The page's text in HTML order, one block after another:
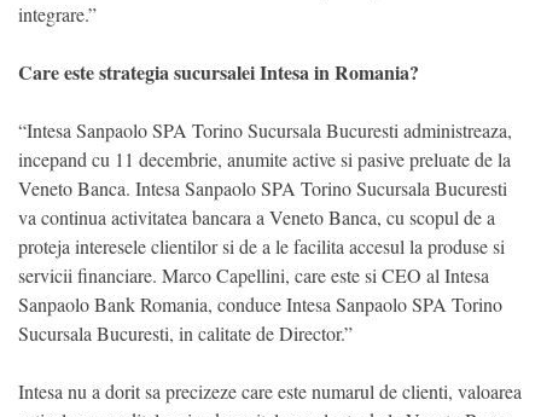
integrare.”
Care este strategia sucursalei Intesa in Romania?
“Intesa Sanpaolo SPA Torino Sucursala Bucuresti administreaza,
incepand cu 11 decembrie, anumite active si pasive preluate de la
Veneto Banca. Intesa Sanpaolo SPA Torino Sucursala Bucuresti
va continua activitatea bancara a Veneto Banca, cu scopul de a
proteja interesele clientilor si de a le facilita accesul la produse si
servicii financiare. Marco Capellini, care este si CEO al Intesa
Sanpaolo Bank Romania, conduce Intesa Sanpaolo SPA Torino
Sucursala Bucuresti, in calitate de Director.”
Intesa nu a dorit sa precizeze care este numarul de clienti, valoarea